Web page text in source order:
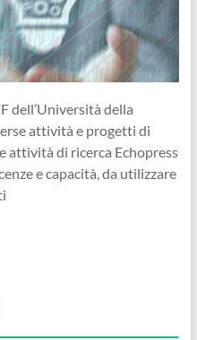
dell’Università della
attività e progetti di
attività di ricerca Echopress
e capacità, da utilizzare